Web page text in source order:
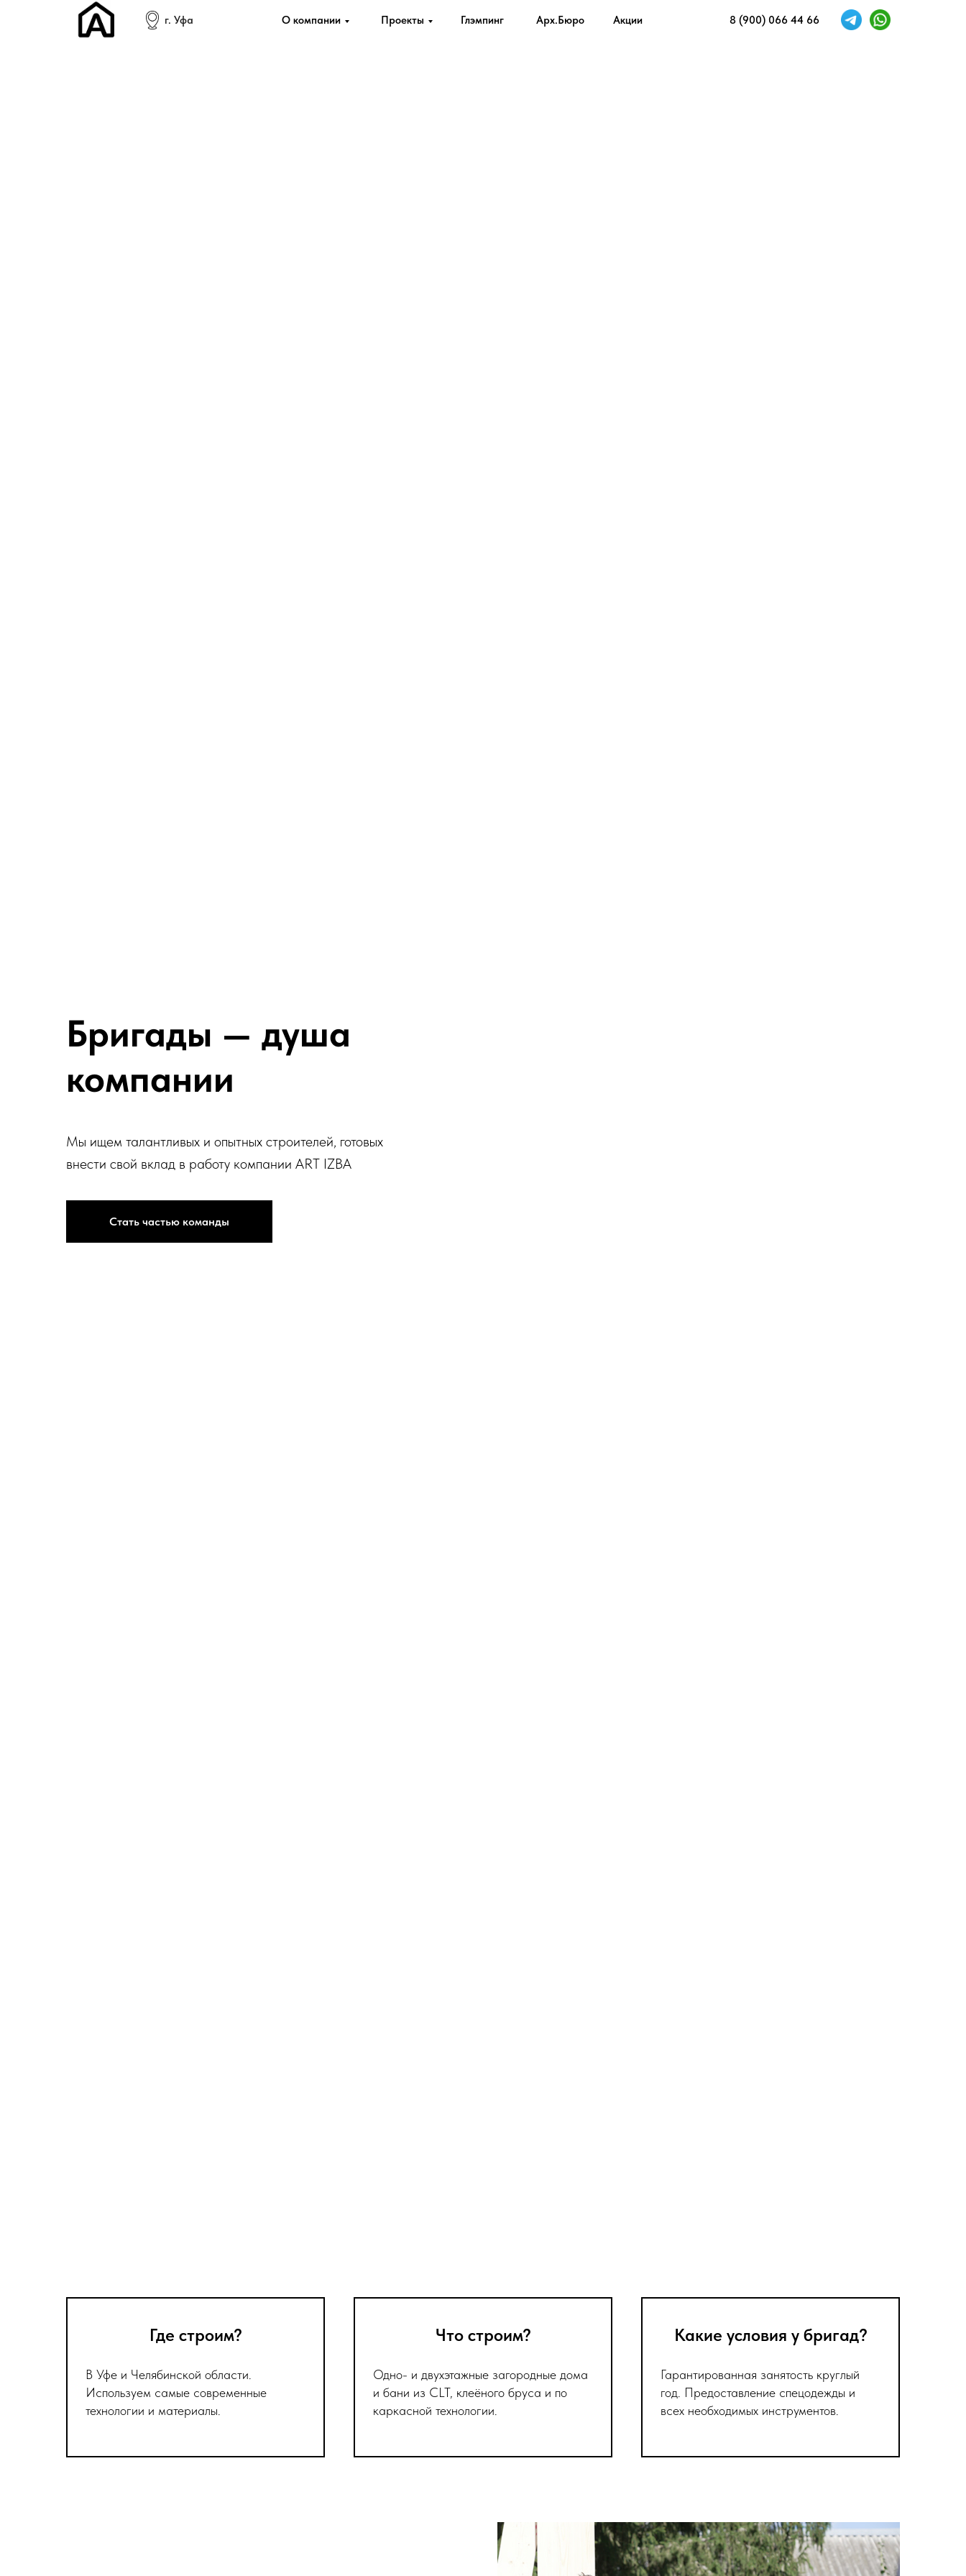
г. Уфа О компании Арх.Бюро
Глэмпинг
Проекты Акции 8 (900) 066 44 66
Бригады — душа
компании
Мы ищем талантливых и опытных строителей, готовых
внести свой вклад в работу компании ART IZBA
Стать частью команды
Где строим?
В Уфе и Челябинской области.
Используем самые современные
технологии и материалы.
Что строим?
Одно- и двухэтажные загородные дома
и бани из CLT, клеёного бруса и по
каркасной технологии.
Какие условия у бригад?
Гарантированная занятость круглый
год. Предоставление спецодежды и
всех необходимых инструментов.